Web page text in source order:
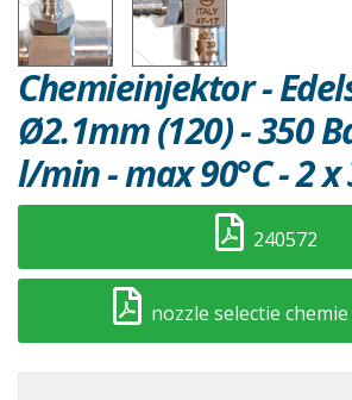
Chemieinjektor -
Ø2.1mm (120) - 350
l/min - max 90°C - 2 x
240572
nozzle selectie